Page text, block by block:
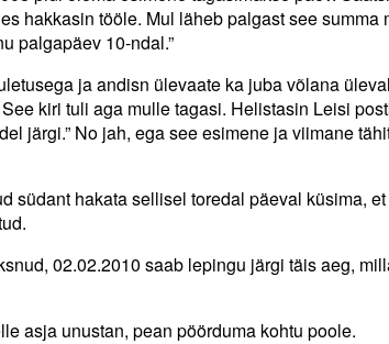
hakkasin tööle. Mul läheb palgast see summa
palgapäev 10-ndal.”
ja andisn ülevaate ka juba võlana
kiri tuli aga mulle tagasi. Helistasin Leisi
järgi.” No jah, ega see esimene ja viimane
südant hakata sellisel toredal päeval küsima,
02.02.2010 saab lepingu järgi täis aeg,
asja unustan, pean pöörduma kohtu poole.